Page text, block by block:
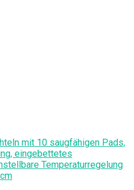
mit 10 saugfähigen Pads,
eingebettetes
Temperaturregelung